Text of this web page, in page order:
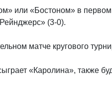
или «Бостоном» в
(3-0).
матче кругового
«Каролина», также